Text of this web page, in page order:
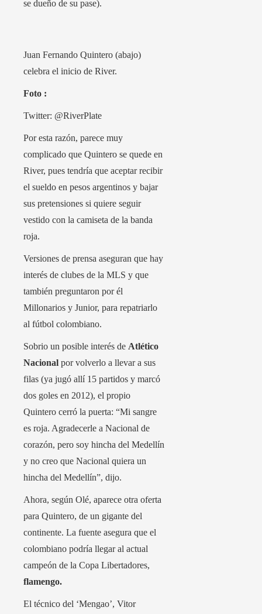
se dueño de su pase).
Juan Fernando Quintero (abajo)
celebra el inicio de River.
Foto :
Twitter: @RiverPlate
Por esta razón, parece muy
complicado que Quintero se quede en
River, pues tendría que aceptar recibir
el sueldo en pesos argentinos y bajar
sus pretensiones si quiere seguir
vestido con la camiseta de la banda
roja.
Versiones de prensa aseguran que hay
interés de clubes de la MLS y que
también preguntaron por él
Millonarios y Junior, para repatriarlo
al fútbol colombiano.
Sobrio un posible interés de Atlético
Nacional por volverlo a llevar a sus
filas (ya jugó allí 15 partidos y marcó
dos goles en 2012), el propio
Quintero cerró la puerta: “Mi sangre
es roja. Agradecerle a Nacional de
corazón, pero soy hincha del Medellín
y no creo que Nacional quiera un
hincha del Medellín”, dijo.
Ahora, según Olé, aparece otra oferta
para Quintero, de un gigante del
continente. La fuente asegura que el
colombiano podría llegar al actual
campeón de la Copa Libertadores,
flamengo.
El técnico del ‘Mengao’, Vitor